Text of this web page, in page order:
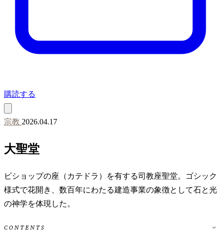
購読する
宗教 2026.04.17
大聖堂
ビショップの座（カテドラ）を有する司教座聖堂。ゴシック
様式で花開き、数百年にわたる建造事業の象徴として石と光
の神学を体現した。
CONTENTS